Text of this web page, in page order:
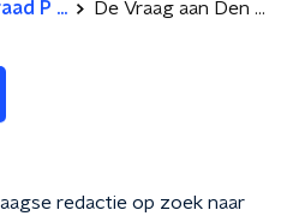
P ... De Vraag aan Den Haag: Heeft de Tweede Kamer een vrijdagmiddagborrel?
redactie op zoek naar